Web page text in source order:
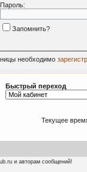
Пароль:
Запомнить?
необходимо
Быстрый переход
Текущее
и авторам сообщений!